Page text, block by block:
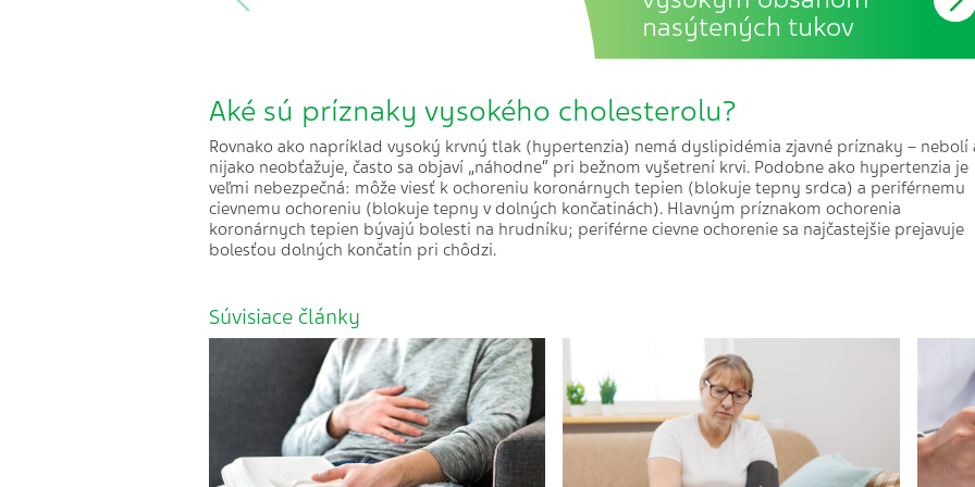
nasýtených tukov
Aké sú príznaky vysokého cholesterolu?
Rovnako ako napríklad vysoký krvný tlak (hypertenzia) nemá dyslipidémia zjavné príznaky – nebolí
nijako neobťažuje, často sa objaví „náhodne“ pri bežnom vyšetrení krvi. Podobne ako hypertenzia je
veľmi nebezpečná: môže viesť k ochoreniu koronárnych tepien (blokuje tepny srdca) a periférnemu
cievnemu ochoreniu (blokuje tepny v dolných končatinách). Hlavným príznakom ochorenia
koronárnych tepien bývajú bolesti na hrudníku; periférne cievne ochorenie sa najčastejšie prejavuje
bolesťou dolných končatín pri chôdzi.
Súvisiace články